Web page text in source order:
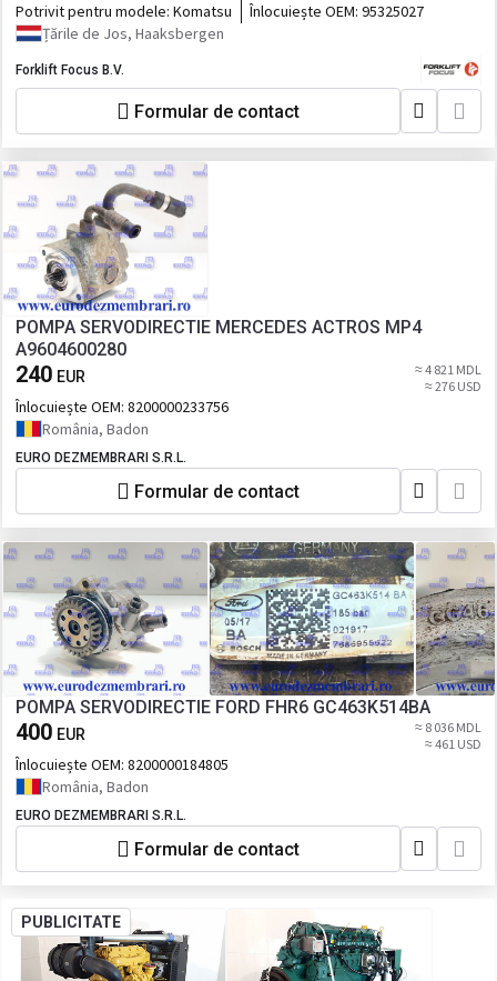
Potrivit pentru modele: Komatsu Înlocuiește OEM: 95325027
Țările de Jos, Haaksbergen
Forklift Focus B.V.
Formular de contact
POMPA SERVODIRECTIE MERCEDES ACTROS MP4
A9604600280
240 EUR
≈ 4 821 MDL
≈ 276 USD
Înlocuiește OEM: 8200000233756
România, Badon
EURO DEZMEMBRARI S.R.L.
Formular de contact
POMPA SERVODIRECTIE FORD FHR6 GC463K514BA
400 EUR
≈ 8 036 MDL
≈ 461 USD
Înlocuiește OEM: 8200000184805
România, Badon
EURO DEZMEMBRARI S.R.L.
Formular de contact
PUBLICITATE